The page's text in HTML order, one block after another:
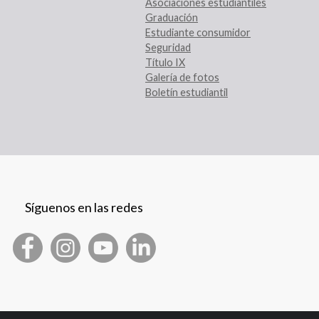
Asociaciones estudiantiles
Graduación
Estudiante consumidor
Seguridad
Título IX
Galería de fotos
Boletín estudiantil
Síguenos en las redes